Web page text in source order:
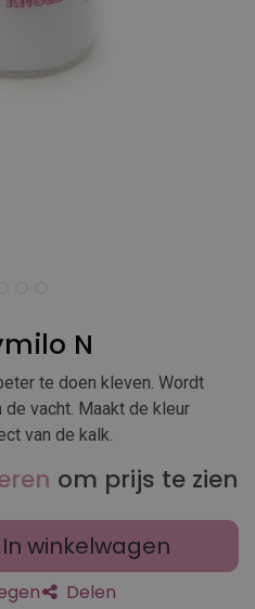
N
te doen kleven. Wordt
vacht. Maakt de kleur
van de kalk.
om prijs te zien
In winkelwagen
Delen